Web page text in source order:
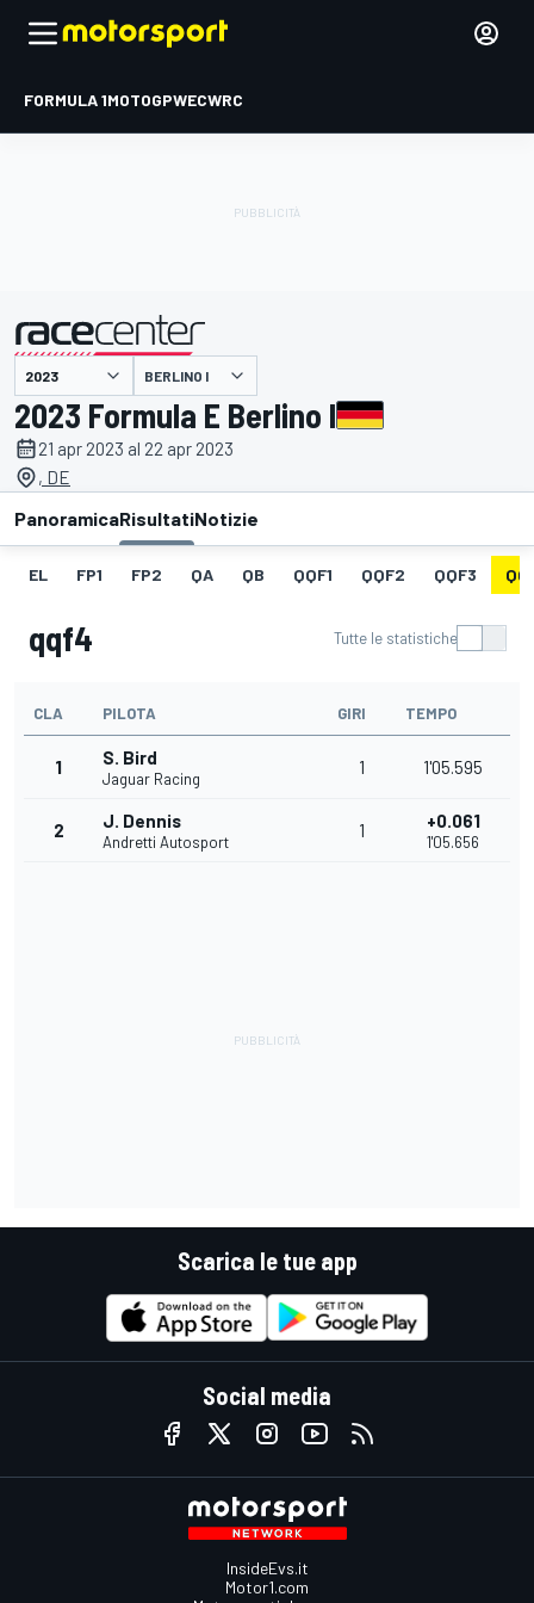
FORMULA 1MOTOGPWECWRC
presentato da BERLINO I
2023 Formula E Berlino I
21 apr 2023 al 22 apr 2023
, DE
PanoramicaRisultatiNotizie
EL FP1 FP2 QA QB QQF1 QQF2 QQF3
qqf4 Tutte le statistiche
CLA PILOTA GIRI TEMPO
1 S. Bird
Jaguar Racing
1 1'05.595
2 J. Dennis
Andretti Autosport
1 +0.061
1'05.656
Scarica le tue app
Social media
InsideEvs.it
Motor1.com